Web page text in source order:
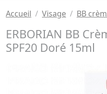
Accueil Visage BB
ERBORIAN BB
SPF20 Doré 15ml